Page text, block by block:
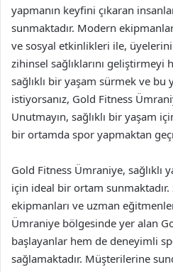
yapmanın keyfini çıkaran
sunmaktadır. Modern
ve sosyal etkinlikleri ile,
zihinsel sağlıklarını geliştirmeyi
sağlıklı bir yaşam sürmek ve
istiyorsanız, Gold Fitness
Unutmayın, sağlıklı bir yaşam
bir ortamda spor yapmaktan
Gold Fitness Ümraniye, sağlıklı
için ideal bir ortam
ekipmanları ve uzman
Ümraniye bölgesinde yer alan
başlayanlar hem de deneyimli
sağlamaktadır. Müşterilerine